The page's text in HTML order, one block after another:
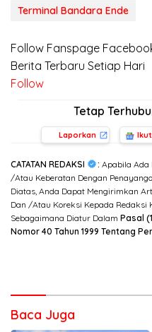
Terminal Bandara Ende
Follow Fanspage
Berita Terbaru Setiap Hari
Follow
Tetap
Laporkan
CATATAN REDAKSI : Apabila Ada
/Atau Keberatan Dengan
Diatas, Anda Dapat Mengirimkan
Dan /Atau Koreksi Kepada Redaksi
Sebagaimana Diatur Dalam Pasal
Nomor 40 Tahun 1999 Tentang
Baca Juga